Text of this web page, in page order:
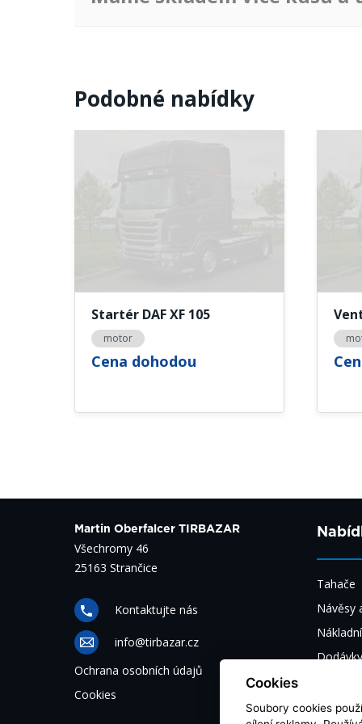
Podobné nabídky
Startér DAF XF 105
motor
Cena dohodou
Martin Oberfalcer TIRBAZAR
Všechromy 46
25163 Strančice
Kontaktujte nás
info@tirbazar.cz
Ochrana osobních údajů
Cookies
Tahače
Návěsy
Dodávky
Cookies
Soubory cookies